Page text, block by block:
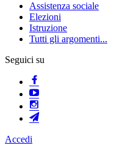
Assistenza sociale
Elezioni
Istruzione
Tutti gli argomenti...
Seguici su
Accedi